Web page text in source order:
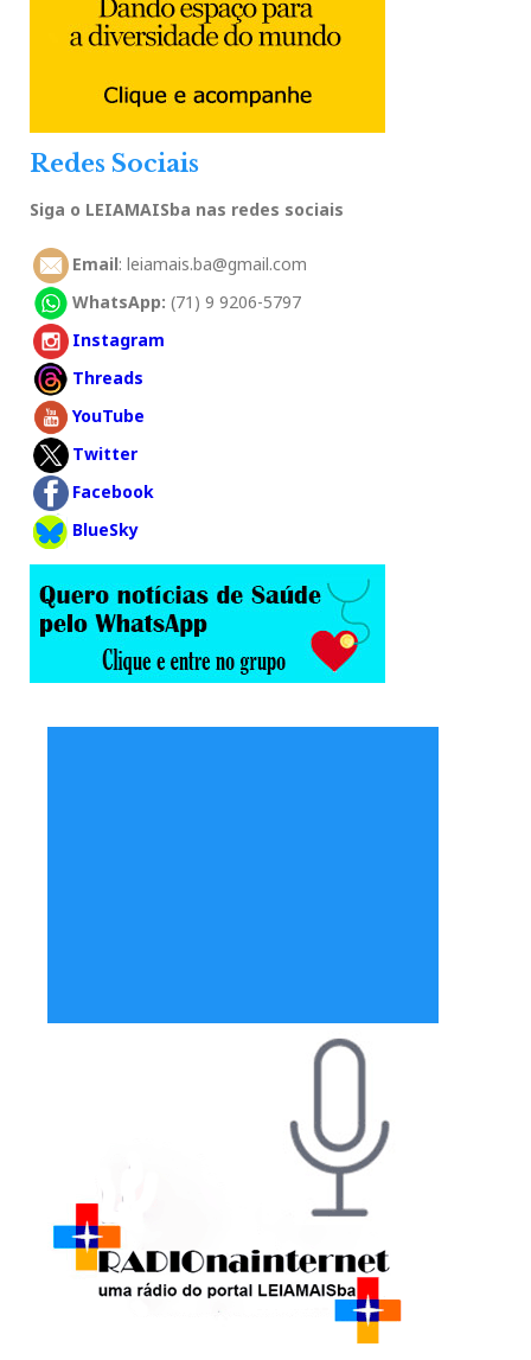
Redes Sociais
Siga o LEIAMAISba nas redes sociais
Email: leiamais.ba@gmail.com
WhatsApp: (71) 9 9206-5797
Instagram
Threads
YouTube
Twitter
Facebook
BlueSky